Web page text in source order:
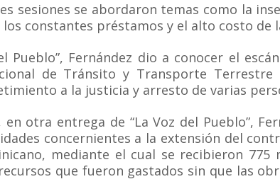
sesiones se abordaron temas como la
los constantes préstamos y el alto costo de
Pueblo”, Fernández dio a conocer el
de Tránsito y Transporte Terrestre
a la justicia y arresto de varias
en otra entrega de “La Voz del Pueblo”,
concernientes a la extensión del
mediante el cual se recibieron 775
que fueron gastados sin que las